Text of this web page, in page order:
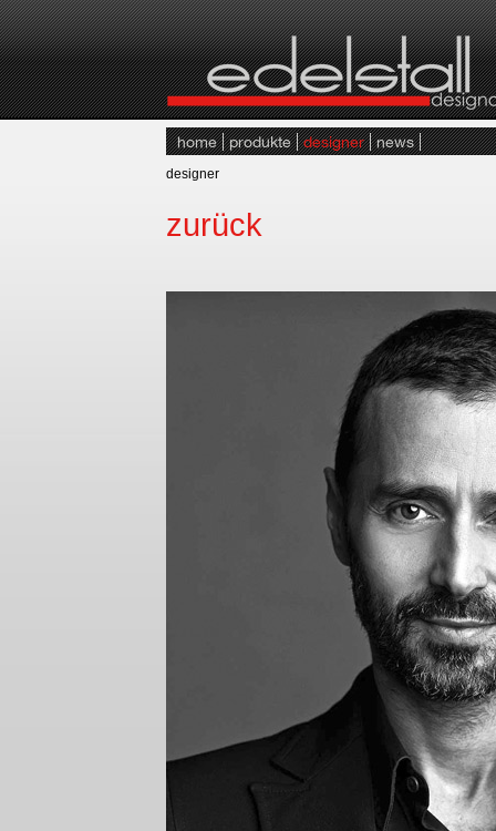
home produkte designer news
designer
zurück